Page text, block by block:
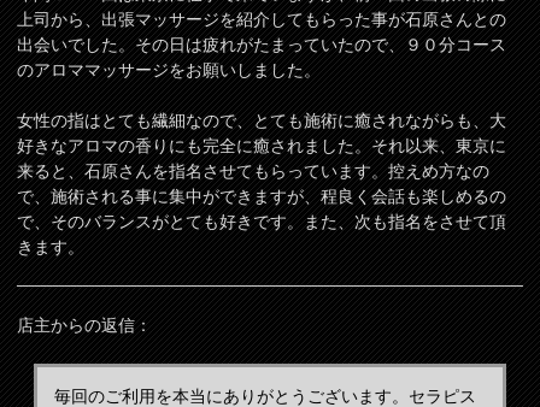
上司から、出張マッサージを紹介してもらった事が石原さんとの
出会いでした。その日は疲れがたまっていたので、９０分コース
のアロママッサージをお願いしました。
女性の指はとても繊細なので、とても施術に癒されながらも、大
好きなアロマの香りにも完全に癒されました。それ以来、東京に
来ると、石原さんを指名させてもらっています。控えめ方なの
で、施術される事に集中ができますが、程良く会話も楽しめるの
で、そのバランスがとても好きです。また、次も指名をさせて頂
きます。
店主からの返信：
毎回のご利用を本当にありがとうございます。セラピス